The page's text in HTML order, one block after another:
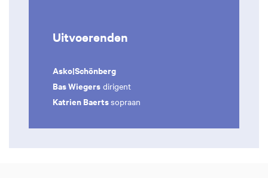
Uitvoerenden
Asko|Schönberg
Bas Wiegers dirigent
Katrien Baertssopraan